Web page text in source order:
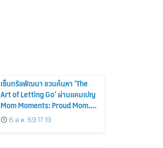
เซ็นทรัลพัฒนา ชวนค้นหา ‘The
Art of Letting Go’ ผ่านแคมเปญ
Mom Moments: Proud Mom.
Proud of My Mom.
6 ส.ค. 69 17:19